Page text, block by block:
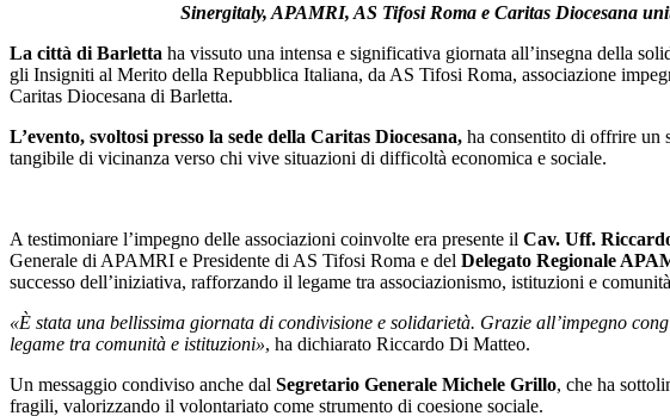
Sinergitaly, APAMRI, AS Tifosi Roma e Caritas Diocesana
La città di Barletta ha vissuto una intensa e significativa giornata all’insegna della
gli Insigniti al Merito della Repubblica Italiana, da AS Tifosi Roma, associazione
Caritas Diocesana di Barletta.
L’evento, svoltosi presso la sede della Caritas Diocesana, ha consentito di offrire un
tangibile di vicinanza verso chi vive situazioni di difficoltà economica e sociale.
A testimoniare l’impegno delle associazioni coinvolte era presente il Cav. Uff.
Generale di APAMRI e Presidente di AS Tifosi Roma e del Delegato Regionale
successo dell’iniziativa, rafforzando il legame tra associazionismo, istituzioni e
«È stata una bellissima giornata di condivisione e solidarietà. Grazie all’impegno
legame tra comunità e istituzioni», ha dichiarato Riccardo Di Matteo.
Un messaggio condiviso anche dal Segretario Generale Michele Grillo, che ha
fragili, valorizzando il volontariato come strumento di coesione sociale.